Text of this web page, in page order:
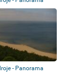
- Molo
- Panorama